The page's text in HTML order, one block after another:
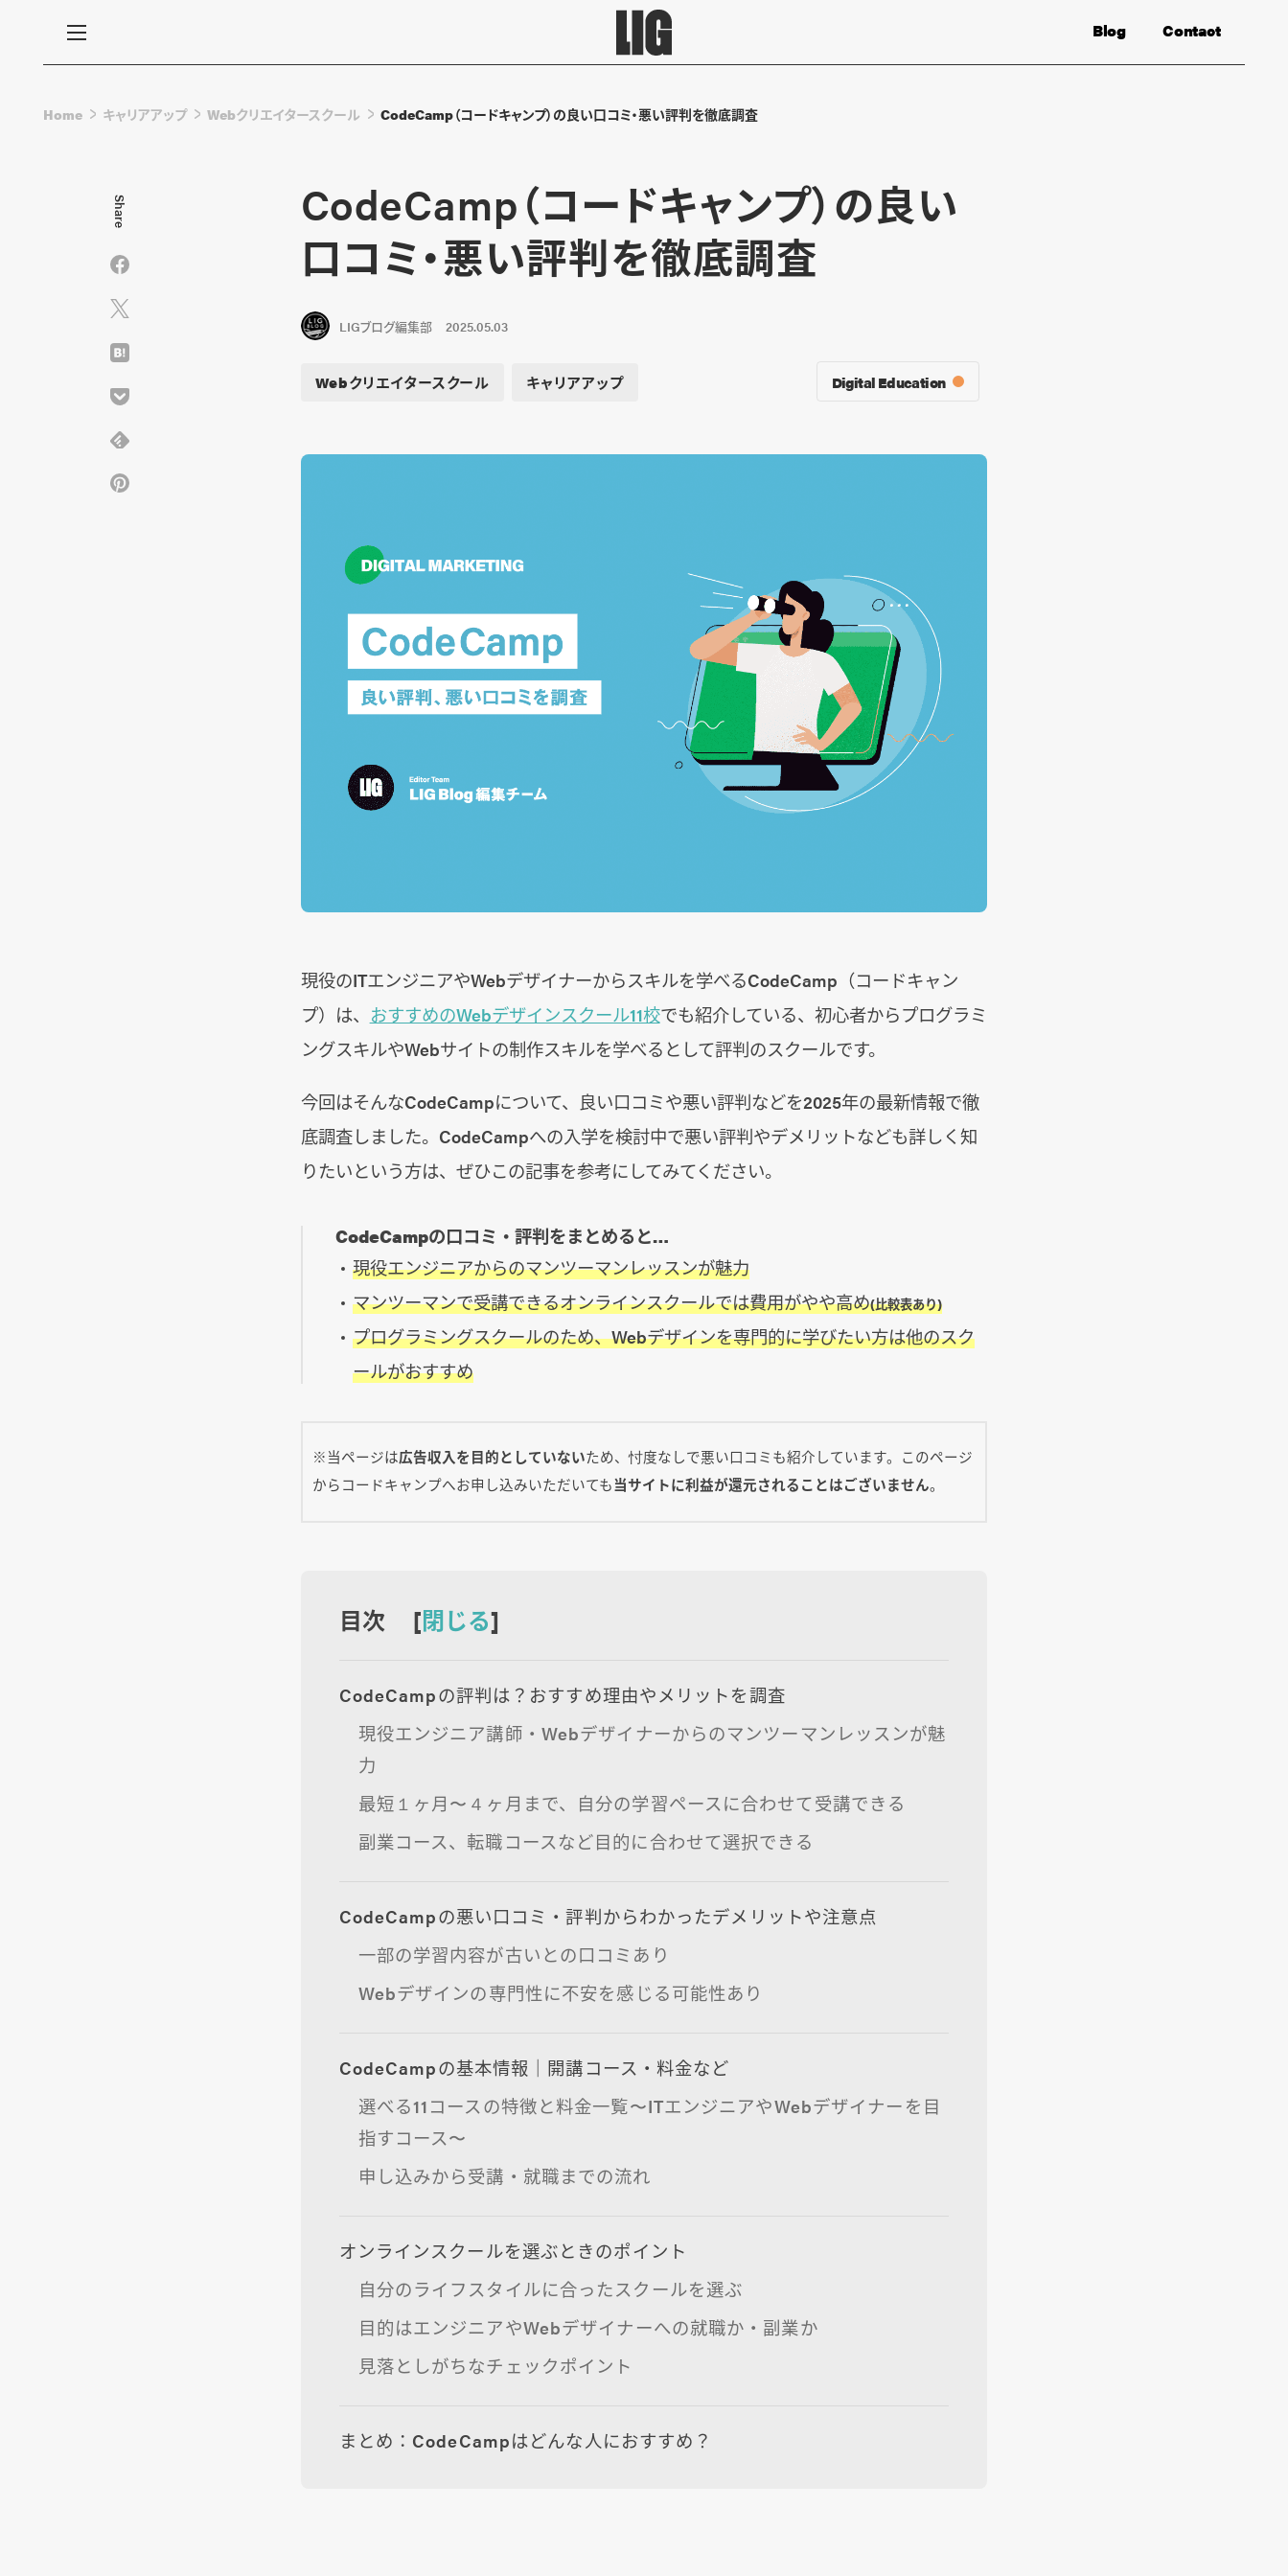
Contact
Blog
Home キャリアアップ Webクリエイタースクール CodeCamp（コードキャンプ）の良い口コミ・悪い評判を徹底調査
CodeCamp（コードキャンプ）の良い
口コミ・悪い評判を徹底調査
LIGブログ編集部 2025.05.03
Webクリエイタースクール キャリアアップ Digital Education
現役のITエンジニアやWebデザイナーからスキルを学べるCodeCamp（コードキャン
プ）は、 おすすめのWebデザインスクール11校でも紹介している、初心者からプログラミ
ングスキルやWebサイトの制作スキルを学べるとして評判のスクールです。
今回はそんなCodeCampについて、良い口コミや悪い評判などを2025年の最新情報で徹
底調査しました。 CodeCampへの入学を検討中で悪い評判やデメリットなども詳しく知
りたいという方は、ぜひこの記事を参考にしてみてください。
CodeCampの口コミ・評判をまとめると…
現役エンジニアからのマンツーマンレッスンが魅力
マンツーマンで受講できるオンラインスクールでは費用がやや高め(比較表あり)
プログラミングスクールのため、Webデザインを専門的に学びたい方は他のスク
ールがおすすめ
※当ページは広告収入を目的としていないため、忖度なしで悪い口コミも紹介しています。このページ
からコードキャンプへお申し込みいただいても当サイトに利益が還元されることはございません。
目次 [閉じる]
CodeCampの評判は？おすすめ理由やメリットを調査
現役エンジニア講師・Webデザイナーからのマンツーマンレッスンが魅
力
最短１ヶ月〜４ヶ月まで、自分の学習ペースに合わせて受講できる
副業コース、転職コースなど目的に合わせて選択できる
CodeCampの悪い口コミ・評判からわかったデメリットや注意点
一部の学習内容が古いとの口コミあり
Webデザインの専門性に不安を感じる可能性あり
CodeCampの基本情報｜開講コース・料金など
選べる11コースの特徴と料金一覧〜ITエンジニアやWebデザイナーを目
指すコース〜
申し込みから受講・就職までの流れ
オンラインスクールを選ぶときのポイント
自分のライフスタイルに合ったスクールを選ぶ
目的はエンジニアやWebデザイナーへの就職か・副業か
見落としがちなチェックポイント
まとめ：CodeCampはどんな人におすすめ？
Share